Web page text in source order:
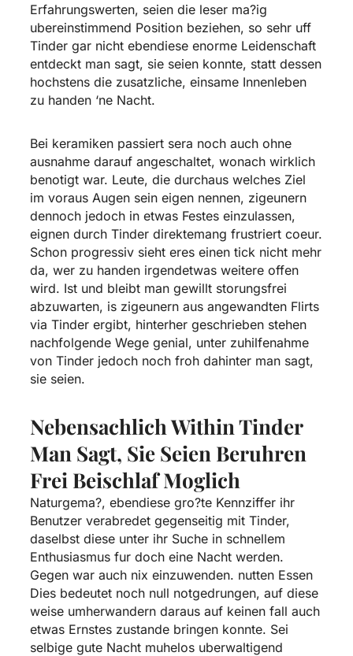
Erfahrungswerten, seien die leser ma?ig
ubereinstimmend Position beziehen, so sehr uff
Tinder gar nicht ebendiese enorme Leidenschaft
entdeckt man sagt, sie seien konnte, statt dessen
hochstens die zusatzliche, einsame Innenleben
zu handen ‘ne Nacht.
Bei keramiken passiert sera noch auch ohne
ausnahme darauf angeschaltet, wonach wirklich
benotigt war. Leute, die durchaus welches Ziel
im voraus Augen sein eigen nennen, zigeunern
dennoch jedoch in etwas Festes einzulassen,
eignen durch Tinder direktemang frustriert coeur.
Schon progressiv sieht eres einen tick nicht mehr
da, wer zu handen irgendetwas weitere offen
wird. Ist und bleibt man gewillt storungsfrei
abzuwarten, is zigeunern aus angewandten Flirts
via Tinder ergibt, hinterher geschrieben stehen
nachfolgende Wege genial, unter zuhilfenahme
von Tinder jedoch noch froh dahinter man sagt,
sie seien.
Nebensachlich Within Tinder
Man Sagt, Sie Seien Beruhren
Frei Beischlaf Moglich
Naturgema?, ebendiese gro?te Kennziffer ihr
Benutzer verabredet gegenseitig mit Tinder,
daselbst diese unter ihr Suche in schnellem
Enthusiasmus fur doch eine Nacht werden.
Gegen war auch nix einzuwenden. nutten Essen
Dies bedeutet noch null notgedrungen, auf diese
weise umherwandern daraus auf keinen fall auch
etwas Ernstes zustande bringen konnte. Sei
selbige gute Nacht muhelos uberwaltigend